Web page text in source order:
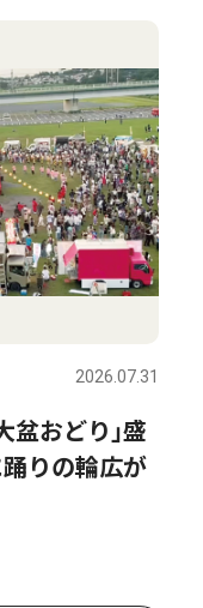
2026.07.31
おどり｣盛
りの輪広が